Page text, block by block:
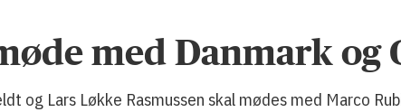
med Danmark og
og Lars Løkke Rasmussen skal mødes med Marco